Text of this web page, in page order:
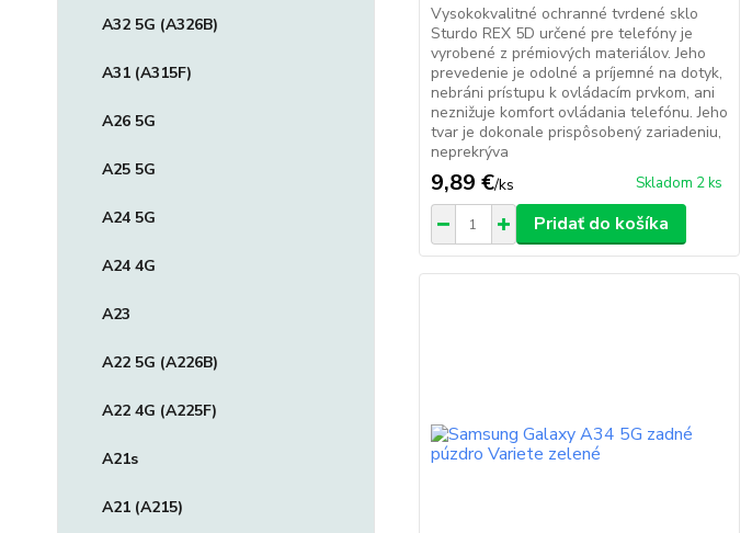
A32 5G (A326B)
A31 (A315F)
A26 5G
A25 5G
A24 5G
A24 4G
A23
A22 5G (A226B)
A22 4G (A225F)
A21s
A21 (A215)
Vysokokvalitné ochranné tvrdené sklo
Sturdo REX 5D určené pre telefóny je
vyrobené z prémiových materiálov. Jeho
prevedenie je odolné a príjemné na dotyk,
nebráni prístupu k ovládacím prvkom, ani
neznižuje komfort ovládania telefónu. Jeho
tvar je dokonale prispôsobený zariadeniu,
neprekrýva
9,89 €/ks Skladom 2 ks
Pridať do košíka